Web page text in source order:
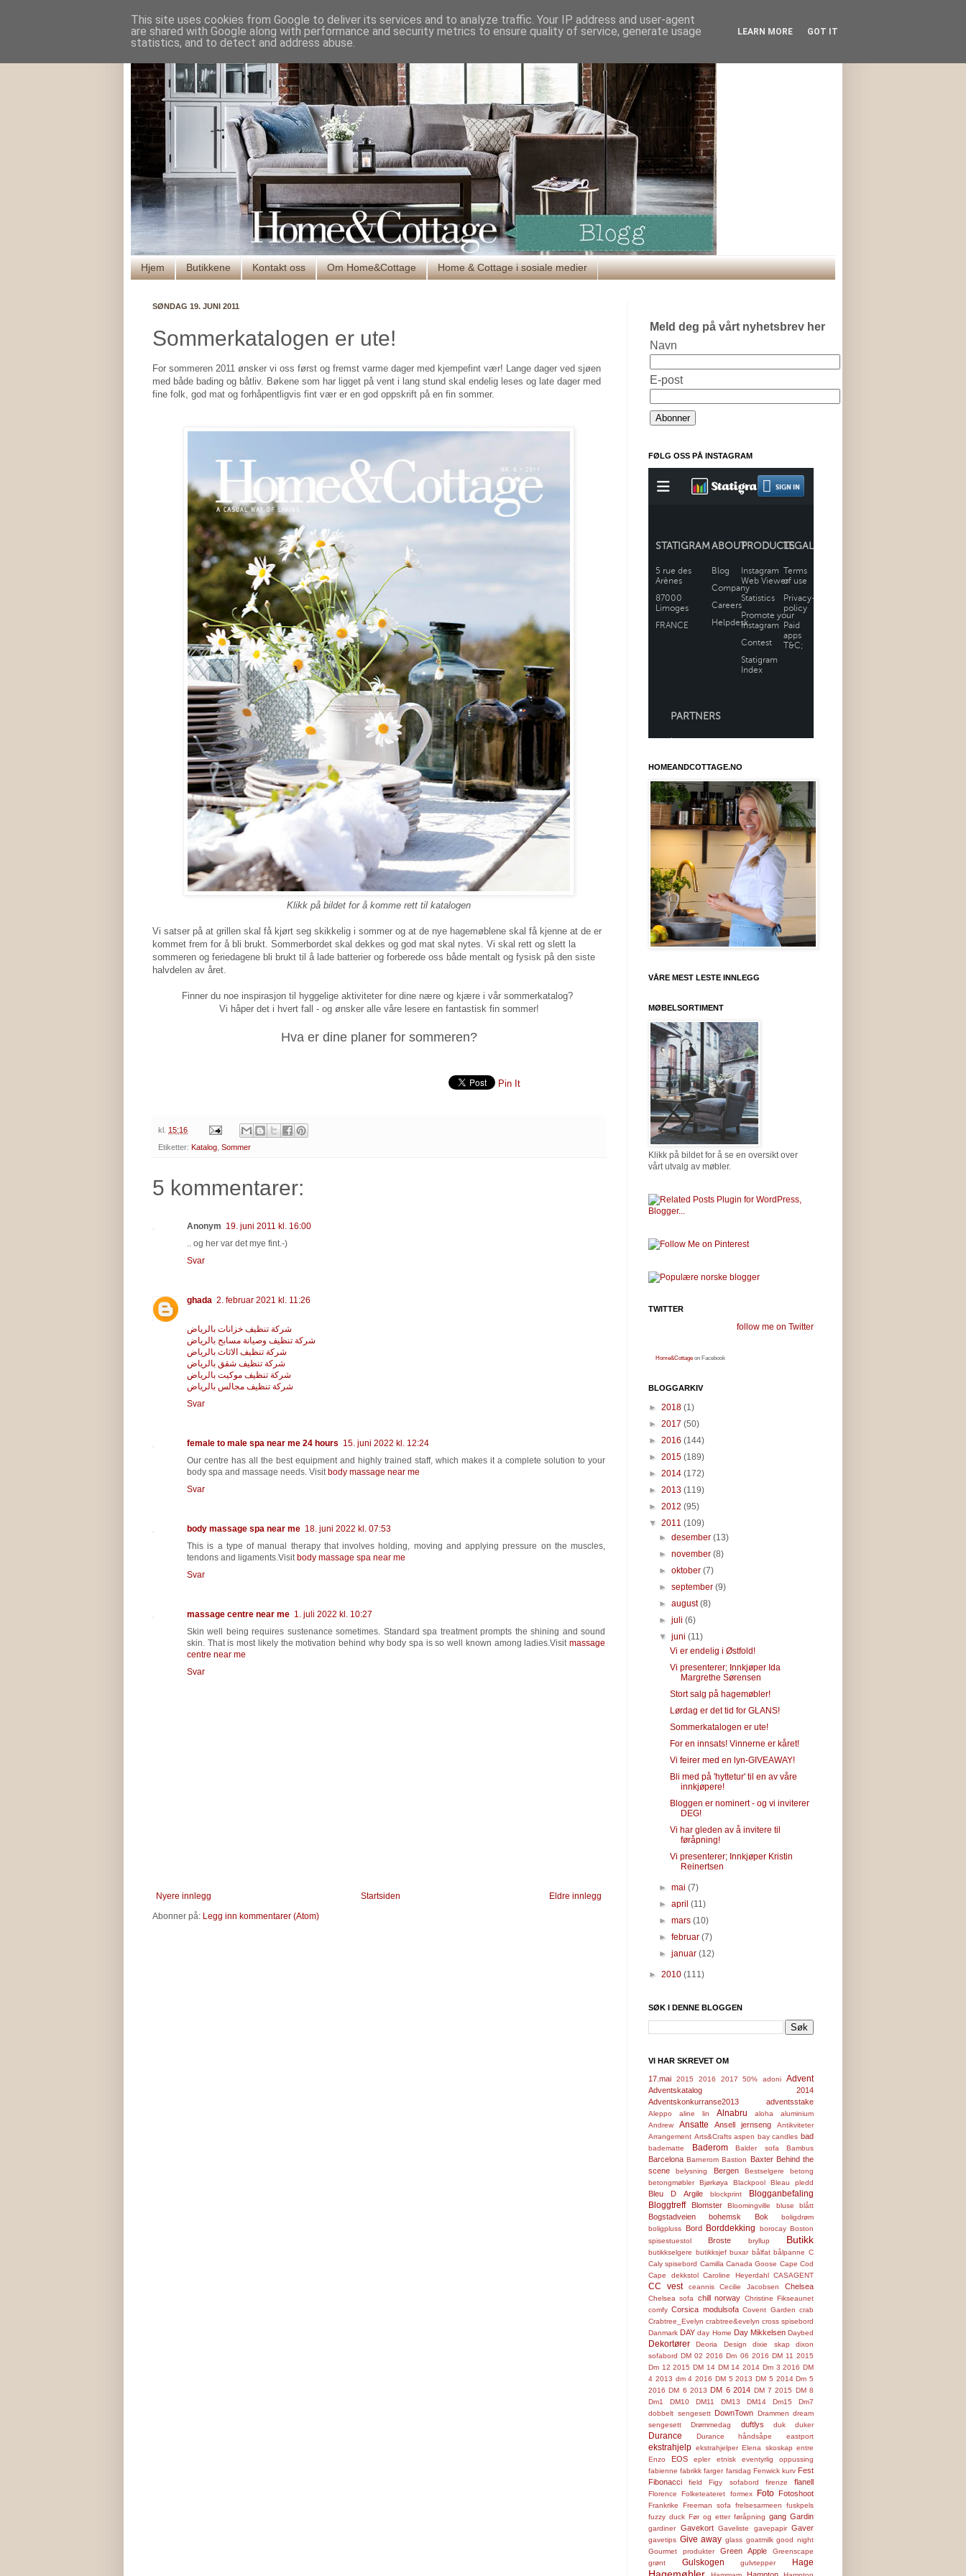
Hjem Butikkene Kontakt oss Om Home&Cottage Home & Cottage i sosiale medier
SØNDAG 19. JUNI 2011
Sommerkatalogen er ute!
For sommeren 2011 ønsker vi oss først og fremst varme dager med kjempefint vær! Lange dager ved sjøen
med både bading og båtliv. Bøkene som har ligget på vent i lang stund skal endelig leses og late dager med
fine folk, god mat og forhåpentligvis fint vær er en god oppskrift på en fin sommer.
Klikk på bildet for å komme rett til katalogen
Vi satser på at grillen skal få kjørt seg skikkelig i sommer og at de nye hagemøblene skal få kjenne at de er
kommet frem for å bli brukt. Sommerbordet skal dekkes og god mat skal nytes. Vi skal rett og slett la
sommeren og feriedagene bli brukt til å lade batterier og forberede oss både mentalt og fysisk på den siste
halvdelen av året.
Finner du noe inspirasjon til hyggelige aktiviteter for dine nære og kjære i vår sommerkatalog?
Vi håper det i hvert fall - og ønsker alle våre lesere en fantastisk fin sommer!
Hva er dine planer for sommeren?
Pin It
kl. 15:16
Etiketter: Katalog Sommer
5 kommentarer:
Anonym 19. juni 2011 kl. 16:00
.. og her var det mye fint.-)
Svar
ghada 2. februar 2021 kl. 11:26
شركة تنظيف خزانات بالرياض
شركة تنظيف وصيانة مسابح بالرياض
شركة تنظيف الاثاث بالرياض
شركة تنظيف شقق بالرياض
شركة تنظيف موكيت بالرياض
شركة تنظيف مجالس بالرياض
Svar
female to male spa near me 24 hours 15. juni 2022 kl. 12:24
Our centre has all the best equipment and highly trained staff, which makes it a complete solution to your
body spa and massage needs. Visitbody massage near me
Svar
body massage spa near me 18. juni 2022 kl. 07:53
This is a type of manual therapy that involves holding, moving and applying pressure on the muscles,
tendons and ligaments.Visitbody massage spa near me
Svar
massage centre near me 1. juli 2022 kl. 10:27
Skin well being requires sustenance sometimes. Standard spa treatment prompts the shining and sound
skin. That is most likely the motivation behind why body spa is so well known among ladies.Visit massage
centre near me
Svar
Nyere innlegg Eldre innlegg
Startsiden
Abonner på: Legg inn kommentarer (Atom)
Meld deg på vårt nyhetsbrev her
Navn
E-post
FØLG OSS PÅ INSTAGRAM
HOMEANDCOTTAGE.NO
VÅRE MEST LESTE INNLEGG
MØBELSORTIMENT
Klikk på bildet for å se en oversikt over
vårt utvalg av møbler.
TWITTER
follow me on Twitter
Home&Cottage on Facebook
BLOGGARKIV
► 2018 (1)
► 2017 (50)
► 2016 (144)
► 2015 (189)
► 2014 (172)
► 2013 (119)
► 2012 (95)
▼ 2011 (109)
►desember(13)
►november(8)
►oktober(7)
►september(9)
►august(8)
►juli(6)
▼juni(11)
Vi er endelig i Østfold!
Vi presenterer; Innkjøper Ida
Margrethe Sørensen
Stort salg på hagemøbler!
Lørdag er det tid for GLANS!
Sommerkatalogen er ute!
For en innsats! Vinnerne er kåret!
Vi feirer med en lyn-GIVEAWAY!
Bli med på 'hyttetur' til en av våre
innkjøpere!
Bloggen er nominert - og vi inviterer
DEG!
Vi har gleden av å invitere til
føråpning!
Vi presenterer; Innkjøper Kristin
Reinertsen
►mai(7)
►april(11)
►mars(10)
►februar(7)
►januar(12)
► 2010 (111)
SØK I DENNE BLOGGEN
VI HAR SKREVET OM
17.mai 2015 2016 2017 50% adoni Advent
Adventskatalog 2014
Adventskonkurranse2013
adventsstake
Aleppo aline lin Alnabru aloha
aluminium
Andrew
Ansatte Ansell jernseng
Antikviteter
Arrangement Arts&Crafts aspen bay candles bad
badematte Baderom Balder sofa Bambus
Barcelona Barnerom Bastion Baxter Behind the
scene
belysning Bergen Bestselgere
betong
betongmøbler
Bjørkøya Blackpool Bleau pledd
Bleu D Argile blockprint
Blogganbefaling
Bloggtreff
Blomster Bloomingville bluse blått
Bogstadveien bohemsk Bok
boligdrøm
boligpluss
Bord Borddekking borocay Boston
spisestuestol
Broste bryllup Butikk
butikkselgere butikksjef buxar bålfat bålpanne C
Caly spisebord Camilla Canada Goose Cape Cod
Cape dekkstol Caroline Heyerdahl CASAGENT
CC vest ceannis Cecilie Jacobsen Chelsea
Chelsea sofa chill norway Christine Fikseaunet
comfy Corsica modulsofa Covent Garden crab
Crabtree_Evelyn crabtree&evelyn cross spisebord
Danmark DAY day Home Day Mikkelsen Daybed
Dekortører Deoria Design dixie skap
dixon
sofabord DM 02 2016 Dm 06 2016 DM 11 2015
Dm 12 2015 DM 14 DM 14 2014 Dm 3 2016 DM
4 2013 dm 4 2016 DM 5 2013 DM 5 2014 Dm 5
2016 DM 6 2013 DM 6 2014 DM 7 2015 DM 8
Dm1
DM10 DM11 DM13 DM14 Dm15
Dm7
dobbelt sengesett DownTown Drammen dream
sengesett
Drømmedag duftlys duk duker
Durance Durance håndsåpe eastport
ekstrahjelp ekstrahjelper Elena skoskap entre
Enzo
EOS epler etnisk
eventyrlig oppussing
fabienne fabrikk farger farsdag Fenwick kurv Fest
Fibonacci
field Figy sofabord firenze flanell
Florence Folketeateret formex Foto Fotoshoot
Frankrike Freeman sofa frelsesarmeen
fuskpels
fuzzy duck Før og etter føråpning gang Gardin
gardiner Gavekort Gaveliste gavepapir Gaver
gavetips Give away glass goatmilk good night
Gourmet produkter
Green Apple
Greenscape
grønt
Gulskogen gulvtepper Hage
Hagemøbler
This site uses cookies from Google to deliver its services and to analyze traffic. Your IP address and user-agent
are shared with Google along with performance and security metrics to ensure quality of service, generate usage
statistics, and to detect and address abuse.
LEARN MORE GOT IT